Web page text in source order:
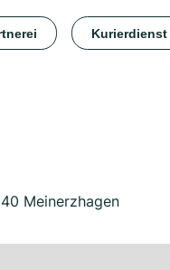
Kurierdienst
Meinerzhagen